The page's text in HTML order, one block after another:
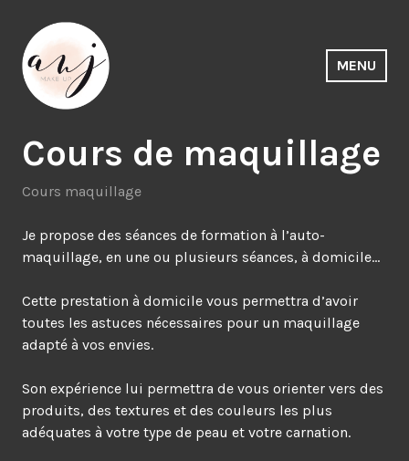
au
contenu
principal
ANJ Make UP. Maquilleuse pro
Rennes – Bretagne
MENU
Cours de maquillage
Cours maquillage
Je propose des séances de formation à l’auto-
maquillage, en une ou plusieurs séances, à domicile…
Cette prestation à domicile vous permettra d’avoir
toutes les astuces nécessaires pour un maquillage
adapté à vos envies.
Son expérience lui permettra de vous orienter vers des
produits, des textures et des couleurs les plus
adéquates à votre type de peau et votre carnation.